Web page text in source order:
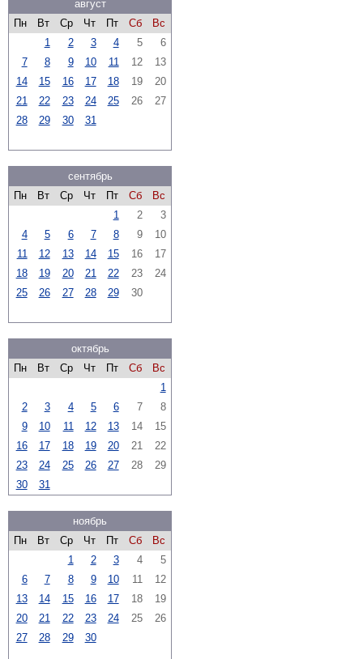
август
Пн
Вт Ср Чт Пт Сб
Вс
1
2 3 4 5
6
7
8 9 10 11 12
13
14
15 16 17 18 19
20
21
22 23 24 25 26
27
28
29 30 31
сентябрь
Пн
Вт Ср Чт Пт Сб
Вс
1
2
3
4
5 6 7 8 9
10
11
12 13 14 15 16
17
18
19 20 21 22 23
24
25
26 27 28 29 30
октябрь
Пн
Вт Ср Чт Пт Сб
Вс
1
2
3 4 5 6 7
8
9
10 11 12 13 14
15
16
17 18 19 20 21
22
23
24 25 26 27 28
29
30
31
ноябрь
Пн
Вт Ср Чт Пт Сб
Вс
1
2 3 4
5
6
7 8 9 10 11
12
13
14 15 16 17 18
19
20
21 22 23 24 25
26
27
28 29 30